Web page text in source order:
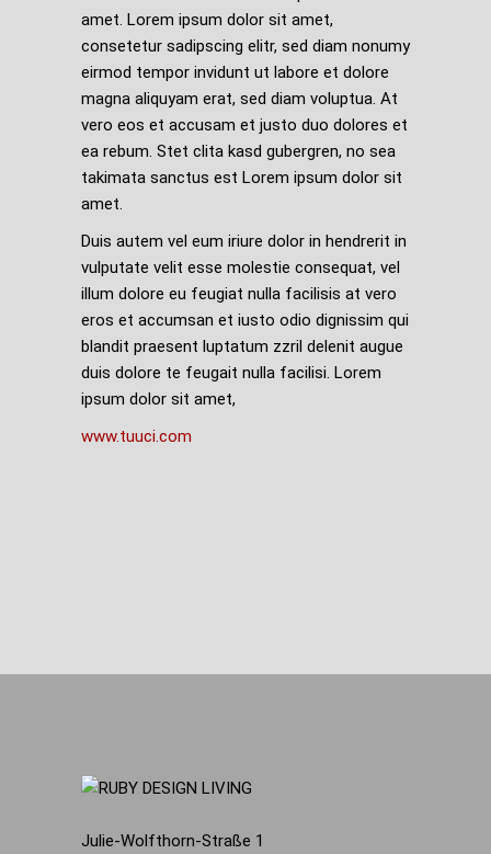
amet. Lorem ipsum dolor sit amet,
consetetur sadipscing elitr, sed diam nonumy
eirmod tempor invidunt ut labore et dolore
magna aliquyam erat, sed diam voluptua. At
vero eos et accusam et justo duo dolores et
ea rebum. Stet clita kasd gubergren, no sea
takimata sanctus est Lorem ipsum dolor sit
amet.
Duis autem vel eum iriure dolor in hendrerit in
vulputate velit esse molestie consequat, vel
illum dolore eu feugiat nulla facilisis at vero
eros et accumsan et iusto odio dignissim qui
blandit praesent luptatum zzril delenit augue
duis dolore te feugait nulla facilisi. Lorem
ipsum dolor sit amet,
www.tuuci.com
Julie-Wolfthorn-Straße 1